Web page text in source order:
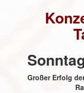
Großer Erfolg